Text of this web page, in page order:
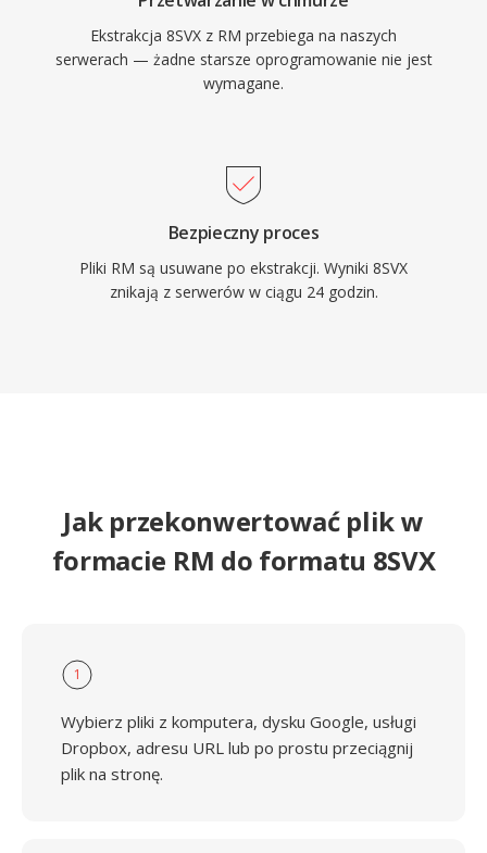
Ekstrakcja 8SVX z RM przebiega na naszych
serwerach — żadne starsze oprogramowanie nie jest
wymagane.
Bezpieczny proces
Pliki RM są usuwane po ekstrakcji. Wyniki 8SVX
znikają z serwerów w ciągu 24 godzin.
Jak przekonwertować plik w
formacie RM do formatu 8SVX
1
Wybierz pliki z komputera, dysku Google, usługi
Dropbox, adresu URL lub po prostu przeciągnij
plik na stronę.